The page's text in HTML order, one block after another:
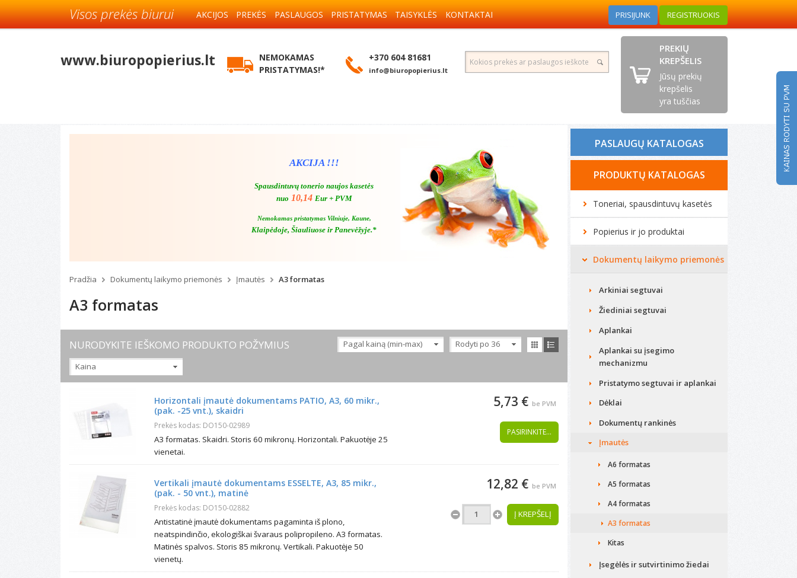
Visos prekės biurui AKCIJOS PREKĖS PASLAUGOS PRISTATYMAS TAISYKLĖS KONTAKTAI PRISIJUNK REGISTRUOKIS
www.biuropopierius.lt
NEMOKAMAS
PRISTATYMAS!*
+370 604 81681
info@biuropopierius.lt
PREKIŲ
KREPŠELIS
Jūsų prekių
krepšelis
yra tuščias
AKCIJA !!!
Spausdintuvų tonerio naujos kasetės
nuo 10,14 Eur + PVM
Nemokamas pristatymas Vilniuje, Kaune,
Klaipėdoje, Šiauliuose ir Panevėžyje.*
Pradžia Dokumentų laikymo priemonės Įmautės A3 formatas
A3 formatas
NURODYKITE IEŠKOMO PRODUKTO POŽYMIUS Pagal kainą (min-max) Rodyti po 36
Kaina
Horizontali įmautė dokumentams PATIO, A3, 60 mikr.,
(pak. -25 vnt.), skaidri
Prekės kodas: DO150-02989
A3 formatas. Skaidri. Storis 60 mikronų. Horizontali. Pakuotėje 25
vienetai.
5,73 € be PVM
PASIRINKITE...
Vertikali įmautė dokumentams ESSELTE, A3, 85 mikr.,
(pak. - 50 vnt.), matinė
Prekės kodas: DO150-02882
Antistatinė įmautė dokumentams pagaminta iš plono,
neatspindinčio, ekologiškai švaraus polipropileno. A3 formatas.
Matinės spalvos. Storis 85 mikronų. Vertikali. Pakuotėje 50
vienetų.
12,82 € be PVM
Į KREPŠELĮ
PASLAUGŲ KATALOGAS
Tonerio kasečių pildymas
Spausdintuvų remontas
Biuro technikos remontas
Kompiuterių remontas
PRODUKTŲ KATALOGAS
Toneriai, spausdintuvų kasetės
Popierius ir jo produktai
Dokumentų laikymo priemonės
Arkiniai segtuvai
Žiediniai segtuvai
Aplankai
Aplankai su įsegimo
mechanizmu
Pristatymo segtuvai ir aplankai
Dėklai
Dokumentų rankinės
Įmautės
A6 formatas
A5 formatas
A4 formatas
A3 formatas
Kitas
Įsegėlės ir sutvirtinimo žiedai